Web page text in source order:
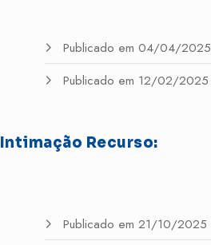
Publicado em 04/04/2025
Publicado em 12/02/2025
Intimação Recurso:
Publicado em 21/10/2025